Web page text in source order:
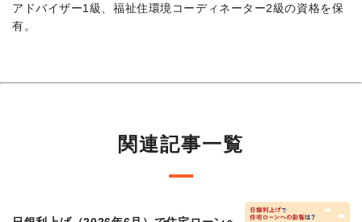
アドバイザー1級、福祉住環境コーディネーター2級の資格を保
有。
関連記事一覧